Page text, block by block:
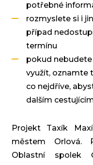
potřebné
rozmyslete si i
případ
termínu
pokud
využít, oznamte
co nejdříve,
dalším
Projekt Taxík
městem Orlová.
Oblastní spolek